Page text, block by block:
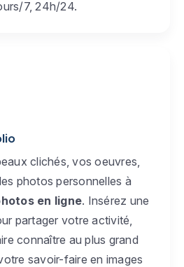
7, 24h/24.
clichés, vos oeuvres,
photos personnelles à
en ligne. Insérez une
partager votre activité,
connaître au plus grand
savoir-faire en images